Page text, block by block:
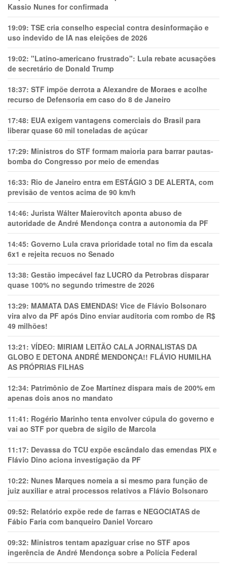
Kassio Nunes for confirmada
19:09: TSE cria conselho especial contra desinformação e
uso indevido de IA nas eleições de 2026
19:02: "Latino-americano frustrado": Lula rebate acusações
de secretário de Donald Trump
18:37: STF impõe derrota a Alexandre de Moraes e acolhe
recurso de Defensoria em caso do 8 de Janeiro
17:48: EUA exigem vantagens comerciais do Brasil para
liberar quase 60 mil toneladas de açúcar
17:29: Ministros do STF formam maioria para barrar pautas-
bomba do Congresso por meio de emendas
16:33: Rio de Janeiro entra em ESTÁGIO 3 DE ALERTA, com
previsão de ventos acima de 90 km/h
14:46: Jurista Wálter Maierovitch aponta abuso de
autoridade de André Mendonça contra a autonomia da PF
14:45: Governo Lula crava prioridade total no fim da escala
6x1 e rejeita recuos no Senado
13:38: Gestão impecável faz LUCRO da Petrobras disparar
quase 100% no segundo trimestre de 2026
13:29: MAMATA DAS EMENDAS! Vice de Flávio Bolsonaro
vira alvo da PF após Dino enviar auditoria com rombo de R$
49 milhões!
13:21: VÍDEO: MIRIAM LEITÃO CALA JORNALISTAS DA
GLOBO E DETONA ANDRÉ MENDONÇA!! FLÁVIO HUMILHA
AS PRÓPRIAS FILHAS
12:34: Patrimônio de Zoe Martínez dispara mais de 200% em
apenas dois anos no mandato
11:41: Rogério Marinho tenta envolver cúpula do governo e
vai ao STF por quebra de sigilo de Marcola
11:17: Devassa do TCU expõe escândalo das emendas PIX e
Flávio Dino aciona investigação da PF
10:22: Nunes Marques nomeia a si mesmo para função de
juiz auxiliar e atrai processos relativos a Flávio Bolsonaro
09:52: Relatório expõe rede de farras e NEGOCIATAS de
Fábio Faria com banqueiro Daniel Vorcaro
09:32: Ministros tentam apaziguar crise no STF apos
ingerência de André Mendonça sobre a Polícia Federal